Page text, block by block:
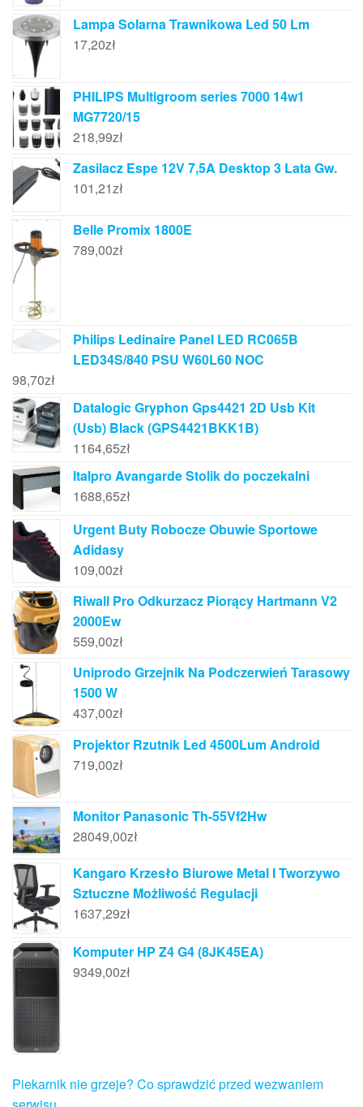
Lampa Solarna Trawnikowa Led 50 Lm
17,20zł
PHILIPS Multigroom series 7000 14w1
MG7720/15
218,99zł
Zasilacz Espe 12V 7,5A Desktop 3 Lata Gw.
101,21zł
Belle Promix 1800E
789,00zł
Philips Ledinaire Panel LED RC065B
LED34S/840 PSU W60L60 NOC
98,70zł
Datalogic Gryphon Gps4421 2D Usb Kit
(Usb) Black (GPS4421BKK1B)
1164,65zł
Italpro Avangarde Stolik do poczekalni
1688,65zł
Urgent Buty Robocze Obuwie Sportowe
Adidasy
109,00zł
Riwall Pro Odkurzacz Piorący Hartmann V2
2000Ew
559,00zł
Uniprodo Grzejnik Na Podczerwień Tarasowy
1500 W
437,00zł
Projektor Rzutnik Led 4500Lum Android
719,00zł
Monitor Panasonic Th-55Vf2Hw
28049,00zł
Kangaro Krzesło Biurowe Metal I Tworzywo
Sztuczne Możliwość Regulacji
1637,29zł
Komputer HP Z4 G4 (8JK45EA)
9349,00zł
Piekarnik nie grzeje? Co sprawdzić przed wezwaniem